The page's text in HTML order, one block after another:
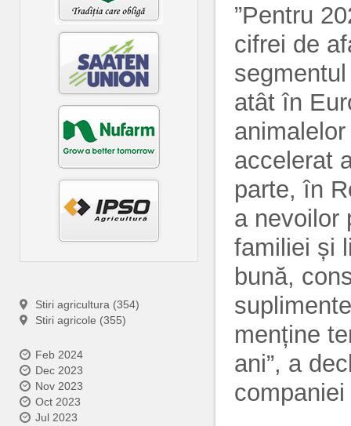
Stiri agricultura (354)
Stiri agricole (355)
Feb 2024
Dec 2023
Nov 2023
Oct 2023
Jul 2023
”Pentru
cifrei de
atât în
accelerat
parte, în
a nevoilor
familiei și
bună,
menține
ani”, a